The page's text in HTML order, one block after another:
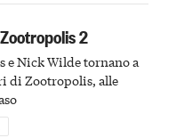
2
e Nick Wilde tornano a
di Zootropolis, alle